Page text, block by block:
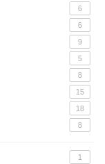
6
6
9
5
8
15
18
8
1